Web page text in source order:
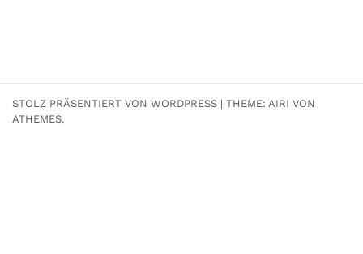
STOLZ PRÄSENTIERT VON WORDPRESS | THEME: AIRI VON
ATHEMES.